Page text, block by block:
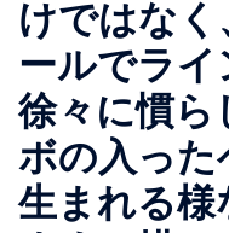
けではな
ールでラ
徐々に慣ら
ボの入っ
生まれる様